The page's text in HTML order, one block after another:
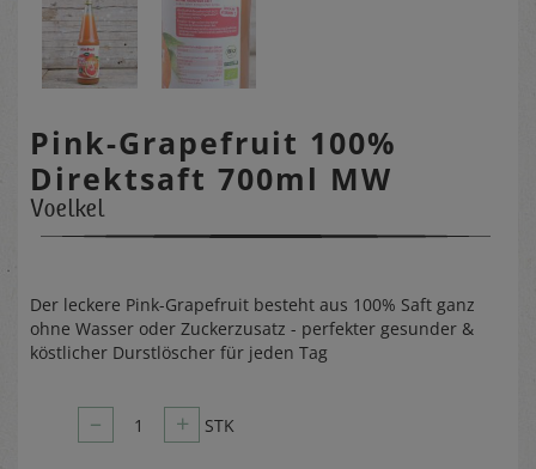
Pink-Grapefruit 100%
Direktsaft 700ml MW
Voelkel
Der leckere Pink-Grapefruit besteht aus 100% Saft ganz
ohne Wasser oder Zuckerzusatz - perfekter gesunder &
köstlicher Durstlöscher für jeden Tag
– 1 + STK